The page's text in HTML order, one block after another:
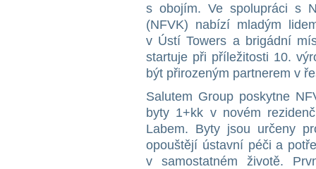
s obojím. Ve spolupráci s
(NFVK) nabízí mladým
v Ústí Towers a brigádní
startuje při příležitosti 10.
být přirozeným partnerem v
Salutem Group poskytne
byty 1+kk v novém
Labem. Byty jsou určeny
opouštějí ústavní péči a
v samostatném životě.